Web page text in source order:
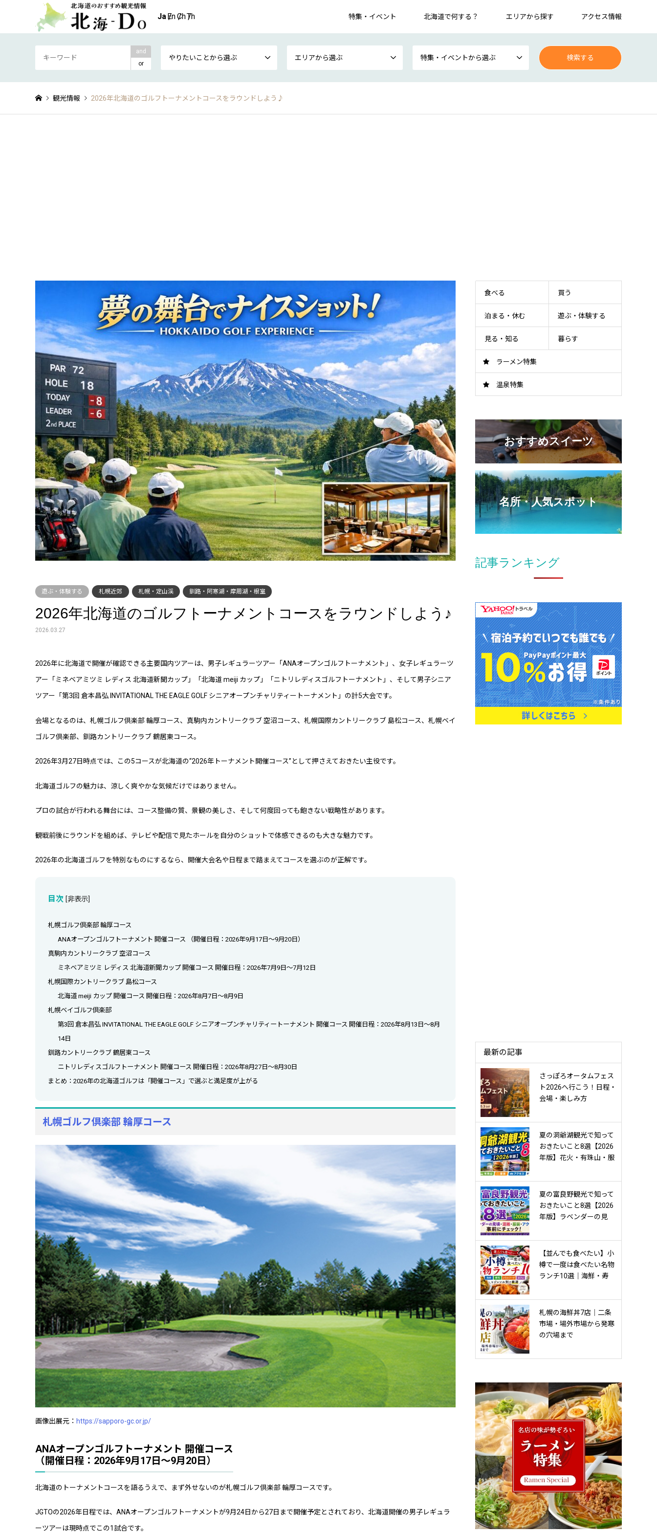
特集・イベント 北海道で何する？ エリアから探す アクセス情報
and
or
やりたいことから選ぶ エリアから選ぶ 特集・イベントから選ぶ
観光情報 2026年北海道のゴルフトーナメントコースをラウンドしよう♪
遊ぶ・体験する 札幌近郊 札幌・定山渓 釧路・阿寒湖・摩周湖・根室
2026年北海道のゴルフトーナメントコースをラウンドしよう♪
2026.03.27
2026年に北海道で開催が確認できる主要国内ツアーは、男子レギュラーツアー「ANAオープンゴルフトーナメント」、女子レギュラーツ
アー「ミネベアミツミ レディス 北海道新聞カップ」「北海道 meiji カップ」「ニトリレディスゴルフトーナメント」、そして男子シニア
ツアー「第3回 倉本昌弘 INVITATIONAL THE EAGLE GOLF シニアオープンチャリティートーナメント」の計5大会です。
会場となるのは、札幌ゴルフ倶楽部 輪厚コース、真駒内カントリークラブ 空沼コース、札幌国際カントリークラブ 島松コース、札幌ベイ
ゴルフ倶楽部、釧路カントリークラブ 鶴居東コース。
2026年3月27日時点では、この5コースが北海道の“2026年トーナメント開催コース”として押さえておきたい主役です。
北海道ゴルフの魅力は、涼しく爽やかな気候だけではありません。
プロの試合が行われる舞台には、コース整備の質、景観の美しさ、そして何度回っても飽きない戦略性があります。
観戦前後にラウンドを組めば、テレビや配信で見たホールを自分のショットで体感できるのも大きな魅力です。
2026年の北海道ゴルフを特別なものにするなら、開催大会名や日程まで踏まえてコースを選ぶのが正解です。
目次 [非表示
札幌ゴルフ倶楽部 輪厚コース
ANAオープンゴルフトーナメント 開催コース （開催日程：2026年9月17日〜9月20日）
真駒内カントリークラブ 空沼コース
ミネベアミツミ レディス 北海道新聞カップ 開催コース 開催日程：2026年7月9日〜7月12日
札幌国際カントリークラブ 島松コース
北海道 meiji カップ 開催コース 開催日程：2026年8月7日〜8月9日
札幌ベイゴルフ倶楽部
第3回 倉本昌弘 INVITATIONAL THE EAGLE GOLF シニアオープンチャリティートーナメント 開催コース 開催日程：2026年8月13日〜8月
14日
釧路カントリークラブ 鶴居東コース
ニトリレディスゴルフトーナメント 開催コース 開催日程：2026年8月27日〜8月30日
まとめ：2026年の北海道ゴルフは「開催コース」で選ぶと満足度が上がる
札幌ゴルフ倶楽部 輪厚コース
画像出展元： https://sapporo-gc.or.jp/
ANAオープンゴルフトーナメント 開催コース
（開催日程：2026年9月17日〜9月20日）
北海道のトーナメントコースを語るうえで、まず外せないのが札幌ゴルフ倶楽部 輪厚コースです。
JGTOの2026年日程では、ANAオープンゴルフトーナメントが9月24日から27日まで開催予定とされており、北海道開催の男子レギュラ
ーツアーは現時点でこの1試合です。
食べる 買う
泊まる・休む 遊ぶ・体験する
見る・知る 暮らす
ラーメン特集
温泉特集
おすすめスイーツ
名所・人気スポット
記事ランキング
最新の記事
さっぽろオータムフェス
ト2026へ行こう！日程・
会場・楽しみ方
夏の洞爺湖観光で知って
おきたいこと8選【2026
年版】花火・有珠山・服
ェック！
夏の富良野観光で知って
おきたいこと8選【2026
年版】ラベンダーの見
スまで事前にチェック！
【並んでも食べたい】小
樽で一度は食べたい名物
ランチ10選｜海鮮・寿
ェをジャンル別で厳選
【2026年】
札幌の海鮮丼7店｜二条
市場・場外市場から発寒
の穴場まで